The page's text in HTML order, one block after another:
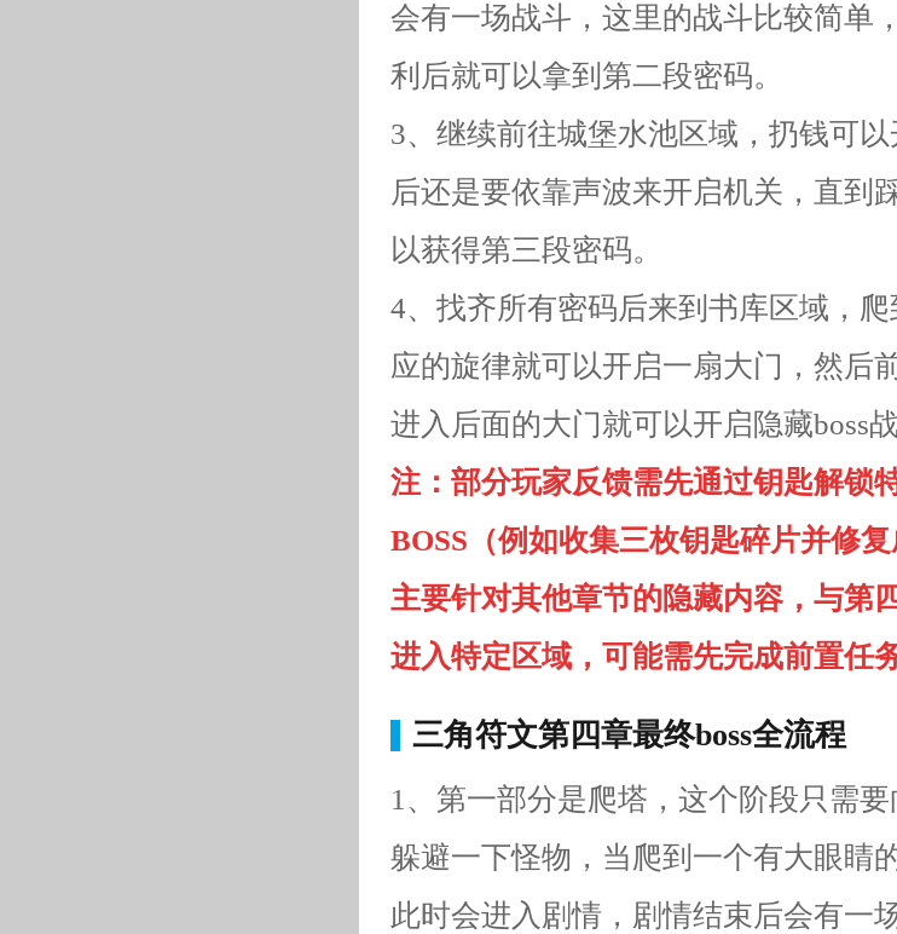
会有一场战斗，这里的战斗比较简单
利后就可以拿到第二段密码。
3、继续前往城堡水池区域，扔钱可
后还是要依靠声波来开启机关，直到
以获得第三段密码。
4、找齐所有密码后来到书库区域，
应的旋律就可以开启一扇大门，然后
进入后面的大门就可以开启隐藏boss战
注：部分玩家反馈需先通过钥匙解锁
BOSS（例如收集三枚钥匙碎片并修
主要针对其他章节的隐藏内容，与第
进入特定区域，可能需先完成前置任
三角符文第四章最终boss全流程
1、第一部分是爬塔，这个阶段只需
躲避一下怪物，当爬到一个有大眼睛
此时会进入剧情，剧情结束后会有一